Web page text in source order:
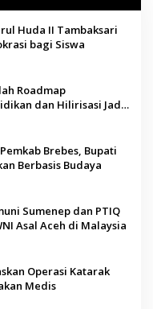
Huda II Tambaksari
bagi Siswa
Roadmap
dan Hilirisasi Jadi
Brebes, Bupati
Berbasis Budaya
Sumenep dan PTIQ
Asal Aceh di Malaysia
Operasi Katarak
Medis